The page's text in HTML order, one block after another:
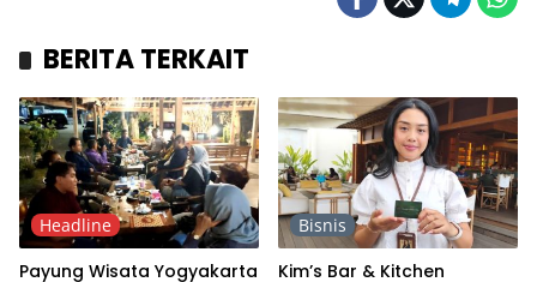
BERITA TERKAIT
Headline
Payung Wisata Yogyakarta
Bisnis
Kim’s Bar & Kitchen